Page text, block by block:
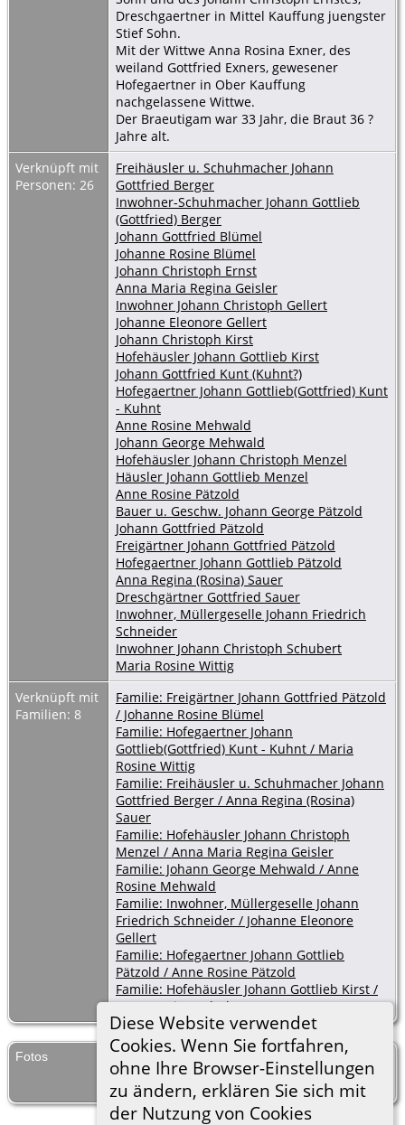
Diese Website verwendet
Cookies. Wenn Sie fortfahren,
ohne Ihre Browser-Einstellungen
zu ändern, erklären Sie sich mit
der Nutzung von Cookies
Dreschgaertner in Mittel Kauffung juengster
Stief Sohn.
Mit der Wittwe Anna Rosina Exner, des
weiland Gottfried Exners, gewesener
Hofegaertner in Ober Kauffung
nachgelassene Wittwe.
Der Braeutigam war 33 Jahr, die Braut 36 ?
Jahre alt.
Verknüpft mit
Personen: 26
Freihäusler u. Schuhmacher Johann
Gottfried Berger
Inwohner-Schuhmacher Johann Gottlieb
(Gottfried) Berger
Johann Gottfried Blümel
Johanne Rosine Blümel
Johann Christoph Ernst
Anna Maria Regina Geisler
Inwohner Johann Christoph Gellert
Johanne Eleonore Gellert
Johann Christoph Kirst
Hofehäusler Johann Gottlieb Kirst
Johann Gottfried Kunt (Kuhnt?)
Hofegaertner Johann Gottlieb(Gottfried) Kunt
- Kuhnt
Anne Rosine Mehwald
Johann George Mehwald
Hofehäusler Johann Christoph Menzel
Häusler Johann Gottlieb Menzel
Anne Rosine Pätzold
Bauer u. Geschw. Johann George Pätzold
Johann Gottfried Pätzold
Freigärtner Johann Gottfried Pätzold
Hofegaertner Johann Gottlieb Pätzold
Anna Regina (Rosina) Sauer
Dreschgärtner Gottfried Sauer
Inwohner, Müllergeselle Johann Friedrich
Schneider
Inwohner Johann Christoph Schubert
Maria Rosine Wittig
Verknüpft mit
Familien: 8
Familie: Freigärtner Johann Gottfried Pätzold
/ Johanne Rosine Blümel
Familie: Hofegaertner Johann
Gottlieb(Gottfried) Kunt - Kuhnt / Maria
Rosine Wittig
Familie: Freihäusler u. Schuhmacher Johann
Gottfried Berger / Anna Regina (Rosina)
Sauer
Familie: Hofehäusler Johann Christoph
Menzel / Anna Maria Regina Geisler
Familie: Johann George Mehwald / Anne
Rosine Mehwald
Familie: Inwohner, Müllergeselle Johann
Friedrich Schneider / Johanne Eleonore
Gellert
Familie: Hofegaertner Johann Gottlieb
Pätzold / Anne Rosine Pätzold
Familie: Hofehäusler Johann Gottlieb Kirst /
Anna Regina Schubert
Fotos Ehen Kauffung 1801 Pag.8